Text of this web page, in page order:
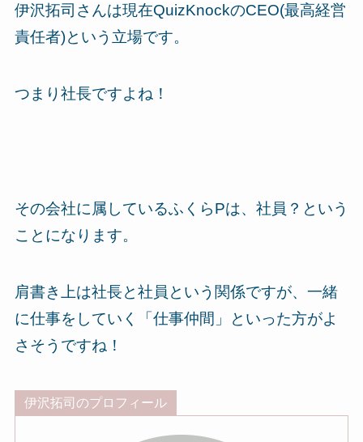
伊沢拓司さんは現在QuizKnockのCEO(最高経営
責任者)という立場です。
つまり社長ですよね！
その会社に属しているふくらPは、社員？という
ことになります。
肩書き上は社長と社員という関係ですが、一緒
に仕事をしていく「仕事仲間」といった方がよ
さそうですね！
伊沢拓司のプロフィール